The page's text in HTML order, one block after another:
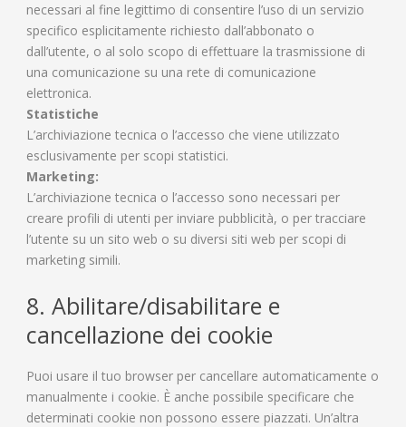
necessari al fine legittimo di consentire l’uso di un servizio
specifico esplicitamente richiesto dall’abbonato o
dall’utente, o al solo scopo di effettuare la trasmissione di
una comunicazione su una rete di comunicazione
elettronica.
Statistiche
L’archiviazione tecnica o l’accesso che viene utilizzato
esclusivamente per scopi statistici.
Marketing:
L’archiviazione tecnica o l’accesso sono necessari per
creare profili di utenti per inviare pubblicità, o per tracciare
l’utente su un sito web o su diversi siti web per scopi di
marketing simili.
8. Abilitare/disabilitare e
cancellazione dei cookie
Puoi usare il tuo browser per cancellare automaticamente o
manualmente i cookie. È anche possibile specificare che
determinati cookie non possono essere piazzati. Un’altra